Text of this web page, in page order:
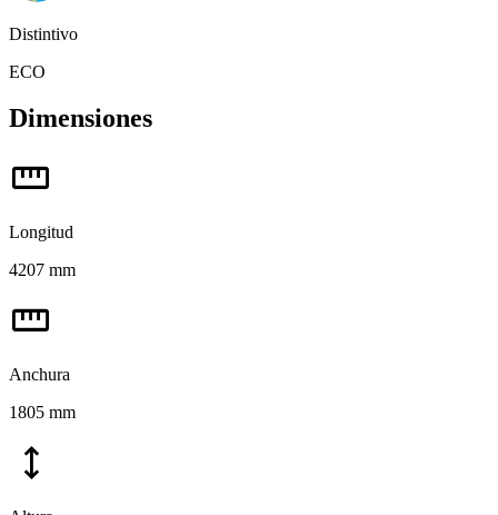
Distintivo
ECO
Dimensiones
straighten
Longitud
4207 mm
straighten
Anchura
1805 mm
height